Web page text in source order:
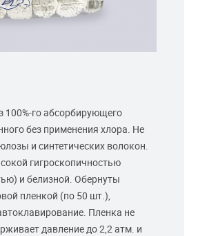
100%-го абсорбирующего
без применения хлора. Не
и синтетических волокон.
гигроскопичностью
и белизной. Обернуты
пленкой (по 50 шт.),
Пленка не
давление до 2,2 атм. и